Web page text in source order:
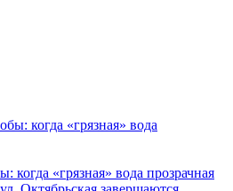
когда «грязная» вода прозрачная